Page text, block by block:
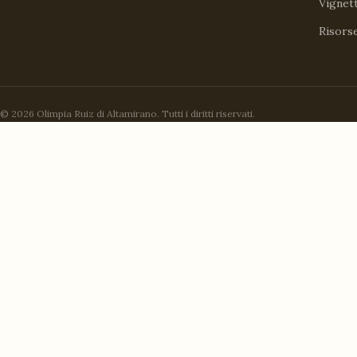
© 2026 Olimpia Ruiz di Altamirano. Tutti i diritti riservati.